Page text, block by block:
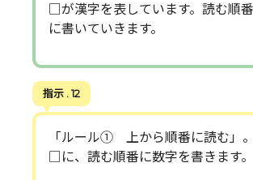
□が漢字を表しています。読む順
に書いていきます。
指示 . 12
「ルール① 上から順番に読む」
□に、読む順番に数字を書きます。